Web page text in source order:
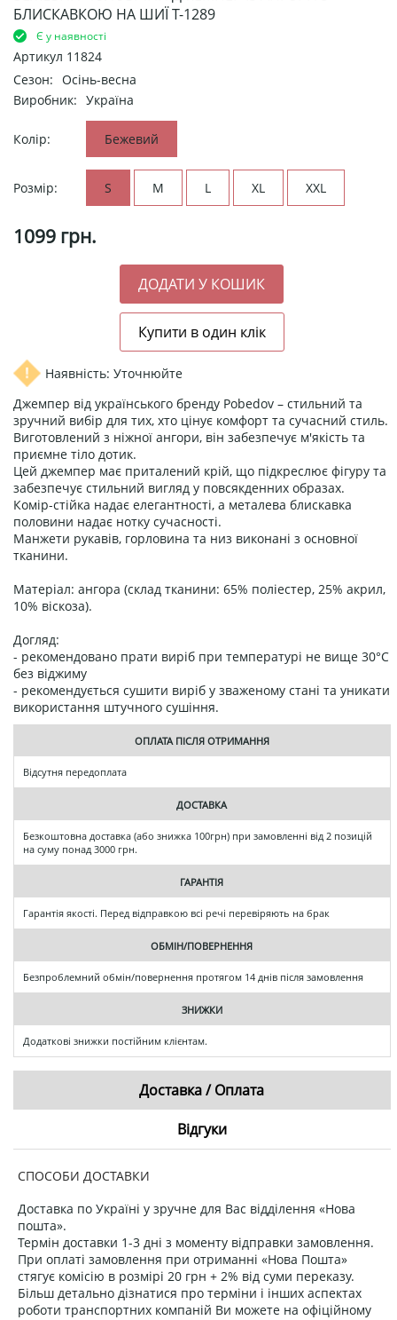
БЛИСКАВКОЮ НА ШИЇ Т-1289
Є у наявності
Артикул 11824
Сезон: Осінь-весна
Виробник: Україна
Колір: Бежевий
Розмір: S M L XL XXL
1099 грн.
Наявність: Уточнюйте
Джемпер від українського бренду Pobedov – стильний та
зручний вибір для тих, хто цінує комфорт та сучасний стиль.
Виготовлений з ніжної ангори, він забезпечує м'якість та
приємне тіло дотик.
Цей джемпер має приталений крій, що підкреслює фігуру та
забезпечує стильний вигляд у повсякденних образах.
Комір-стійка надає елегантності, а металева блискавка
половини надає нотку сучасності.
Манжети рукавів, горловина та низ виконані з основної
тканини.
Матеріал: ангора (склад тканини: 65% поліестер, 25% акрил,
10% віскоза).
Догляд:
- рекомендовано прати виріб при температурі не вище 30°C
без віджиму
- рекомендується сушити виріб у зваженому стані та уникати
використання штучного сушіння.
ОПЛАТА ПІСЛЯ ОТРИМАННЯ
Відсутня передоплата
ДОСТАВКА
Безкоштовна доставка (або знижка 100грн) при замовленні від 2 позицій
на суму понад 3000 грн.
ГАРАНТІЯ
Гарантія якості. Перед відправкою всі речі перевіряють на брак
ОБМІН/ПОВЕРНЕННЯ
Безпроблемний обмін/повернення протягом 14 днів після замовлення
ЗНИЖКИ
Додаткові знижки постійним клієнтам.
Доставка / Оплата
Відгуки
СПОСОБИ ДОСТАВКИ
Доставка по Україні у зручне для Вас відділення «Нова
пошта».
Термін доставки 1-3 дні з моменту відправки замовлення.
При оплаті замовлення при отриманні «Нова Пошта»
стягує комісію в розмірі 20 грн + 2% від суми переказу.
Більш детально дізнатися про терміни і інших аспектах
роботи транспортних компаній Ви можете на офіційному